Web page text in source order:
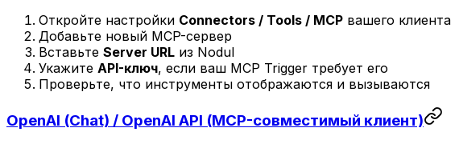
Откройте настройки Connectors / Tools / MCP вашего клиента
Добавьте новый MCP-сервер
Вставьте Server URL из Nodul
Укажите API-ключ, если ваш MCP Trigger требует его
Проверьте, что инструменты отображаются и вызываются
OpenAI (Chat) / OpenAI API (MCP-совместимый клиент)